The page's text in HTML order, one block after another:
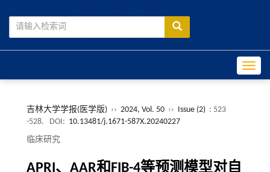
吉林大学学报(医学版) ›› 2024, Vol. 50 ›› Issue (2) : 523
-528.
DOI: 10.13481/j.1671-587X.20240227
临床研究
APRI、AAR和FIB-4等预测模型对自